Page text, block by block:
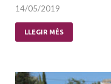
14/05/2019
LLEGIR MÉS